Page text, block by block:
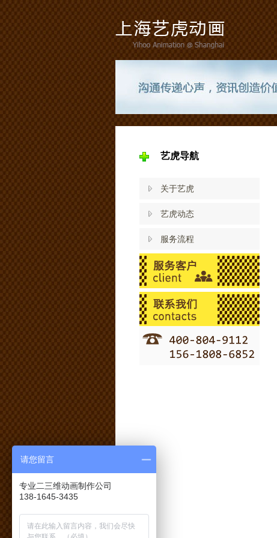
艺虎导航
关于艺虎
艺虎动态
服务流程
请您留言
专业二三维动画制作公司
138-1645-3435